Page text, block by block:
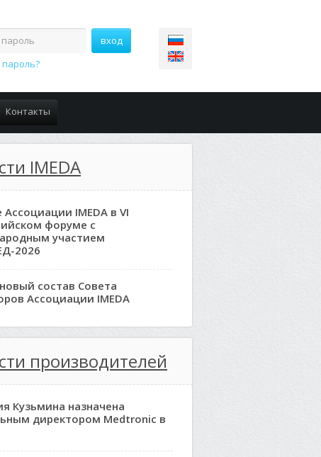
Контакты
IMEDA
Ассоциации IMEDA в VI
форуме с
участием
2026
состав Совета
Ассоциации IMEDA
производителей
Кузьмина назначена
директором Medtronic в